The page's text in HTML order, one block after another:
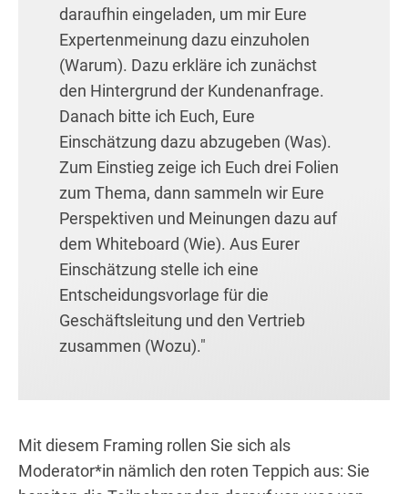
daraufhin eingeladen, um mir Eure
Expertenmeinung dazu einzuholen
(Warum). Dazu erkläre ich zunächst
den Hintergrund der Kundenanfrage.
Danach bitte ich Euch, Eure
Einschätzung dazu abzugeben (Was).
Zum Einstieg zeige ich Euch drei Folien
zum Thema, dann sammeln wir Eure
Perspektiven und Meinungen dazu auf
dem Whiteboard (Wie). Aus Eurer
Einschätzung stelle ich eine
Entscheidungsvorlage für die
Geschäftsleitung und den Vertrieb
zusammen (Wozu)."
Mit diesem Framing rollen Sie sich als
Moderator*in nämlich den roten Teppich aus: Sie